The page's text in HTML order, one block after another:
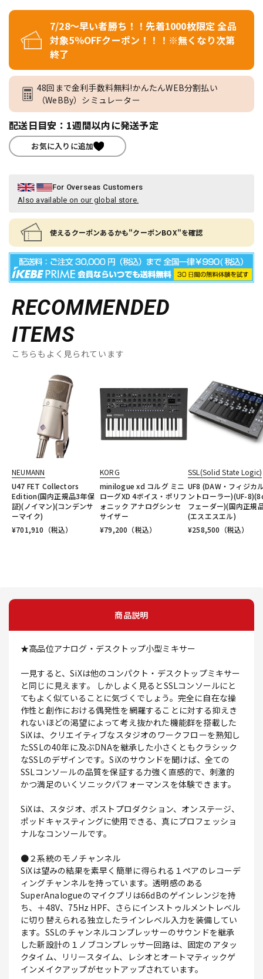
7/28～早い者勝ち！！先着1000枚限定 全品
対象5％OFFクーポン！！！※無くなり次第
終了
48回まで金利手数料無料!かんたんWEB分割払い
（WeBBy）シミュレーター
配送日目安：1週間以内に発送予定
お気に入りに追加
For Overseas Customers
Also available on our global store.
使えるクーポンあるかも"クーポンBOX"を確認
RECOMMENDED
ITEMS
こちらもよく見られています
NEUMANN
U47 FET Collectors
Edition(国内正規品3年保
証)(ノイマン)(コンデンサ
ーマイク)
¥701,910 （税込）
KORG
minilogue xd コルグ ミニ
ローグXD 4ボイス・ポリフ
ォニック アナログシンセ
サイザー
¥79,200 （税込）
SSL(Solid State Logic)
UF8 (DAW・フィジカ
ントローラー)(UF-
フェーダー)(国内正規
(エスエスエル)
¥258,500 （税込）
商品説明
★高品位アナログ・デスクトップ小型ミキサー
一見すると、SiXは他のコンパクト・デスクトップミキサー
と同じに見えます。 しかしよく見るとSSLコンソールにと
てもよく似ていることに気づくでしょう。完全に自在な操
作性と創作における偶発性を網羅することに対する抑えき
れないほどの渇望によって考え抜かれた機能群を搭載した
SiXは、クリエイティブなスタジオのワークフローを熟知し
たSSLの40年に及ぶDNAを継承した小さくともクラシック
なSSLのデザインです。SiXのサウンドを聞けば、全ての
SSLコンソールの品質を保証する力強く直感的で、刺激的
かつ満足のいくソニックパフォーマンスを体験できます。
SiXは、スタジオ、ポストプロダクション、オンステージ、
ポッドキャスティングに使用できる、真にプロフェッショ
ナルなコンソールです。
●２系統のモノチャンネル
SiXは望みの結果を素早く簡単に得られる１ペアのレコーデ
ィングチャンネルを持っています。透明感のある
SuperAnalogueのマイクプリは66dBのゲインレンジを持
ち、＋48V、75Hz HPF、さらにインストゥルメントレベル
に切り替えられる独立したラインレベル入力を装備してい
ます。SSLのチャンネルコンプレッサーのサウンドを継承
した新設計の１ノブコンプレッサー回路は、固定のアタッ
クタイム、リリースタイム、レシオとオートマティックゲ
インメイクアップがセットアップされています。